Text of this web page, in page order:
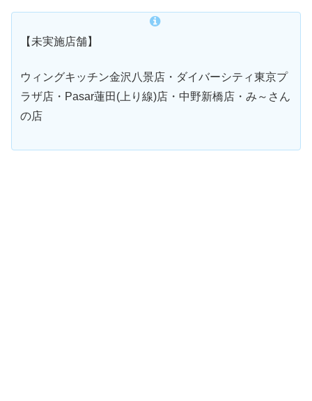
【未実施店舗】
ウィングキッチン金沢八景店・ダイバーシティ東京プ
ラザ店・Pasar蓮田(上り線)店・中野新橋店・み～さん
の店